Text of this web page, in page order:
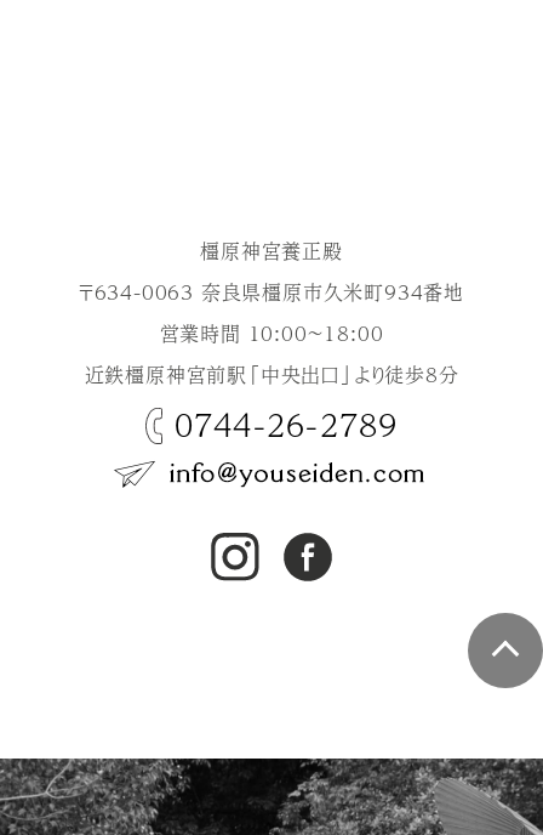
橿原神宮養正殿
〒634-0063 奈良県橿原市久米町934番地
営業時間 10:00～18:00
近鉄橿原神宮前駅「中央出口」より徒歩8分
0744-26-2789